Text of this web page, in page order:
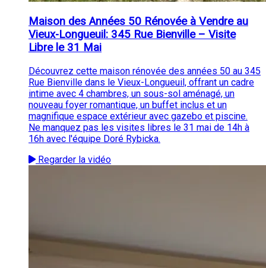
Maison des Années 50 Rénovée à Vendre au
Vieux-Longueuil: 345 Rue Bienville – Visite
Libre le 31 Mai
Découvrez cette maison rénovée des années 50 au 345
Rue Bienville dans le Vieux-Longueuil, offrant un cadre
intime avec 4 chambres, un sous-sol aménagé, un
nouveau foyer romantique, un buffet inclus et un
magnifique espace extérieur avec gazebo et piscine.
Ne manquez pas les visites libres le 31 mai de 14h à
16h avec l'équipe Doré Rybicka.
Regarder la vidéo